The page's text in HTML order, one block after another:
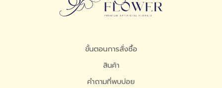
ขั้นตอนการสั่งซื้อ
สินค้า
คำถามที่พบบ่อย